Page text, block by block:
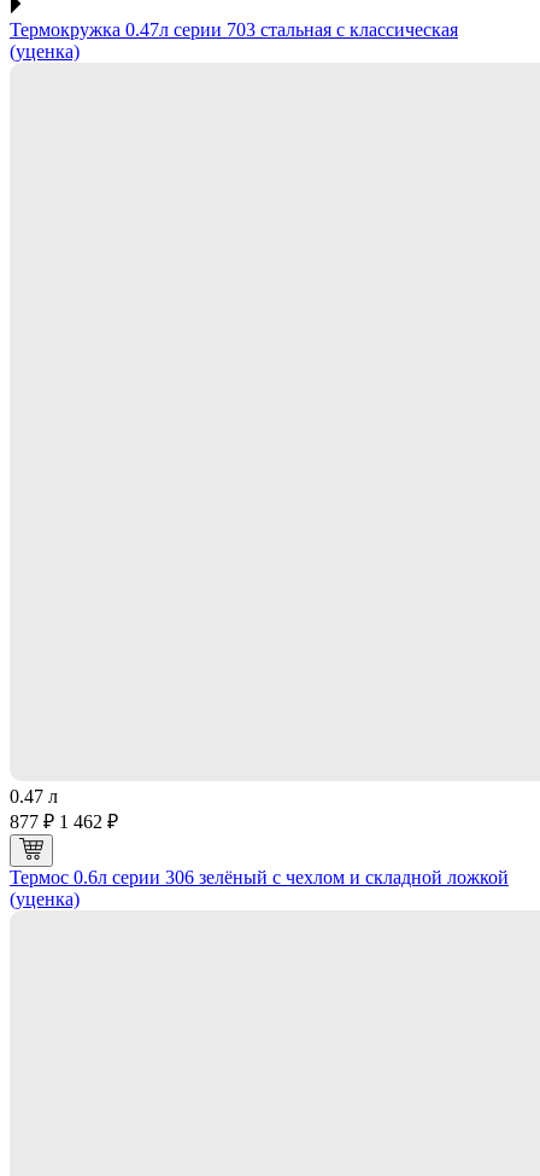
Термокружка 0.47л серии 703 стальная с классическая
(уценка)
0.47 л
877 ₽ 1 462 ₽
Термос 0.6л серии 306 зелёный с чехлом и складной ложкой
(уценка)